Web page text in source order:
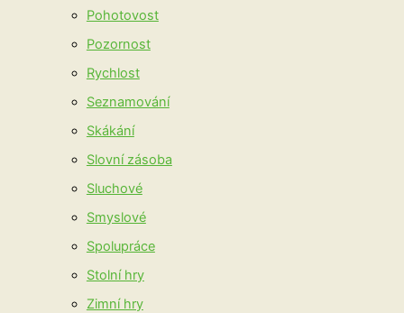
Pohotovost
Pozornost
Rychlost
Seznamování
Skákání
Slovní zásoba
Sluchové
Smyslové
Spolupráce
Stolní hry
Zimní hry